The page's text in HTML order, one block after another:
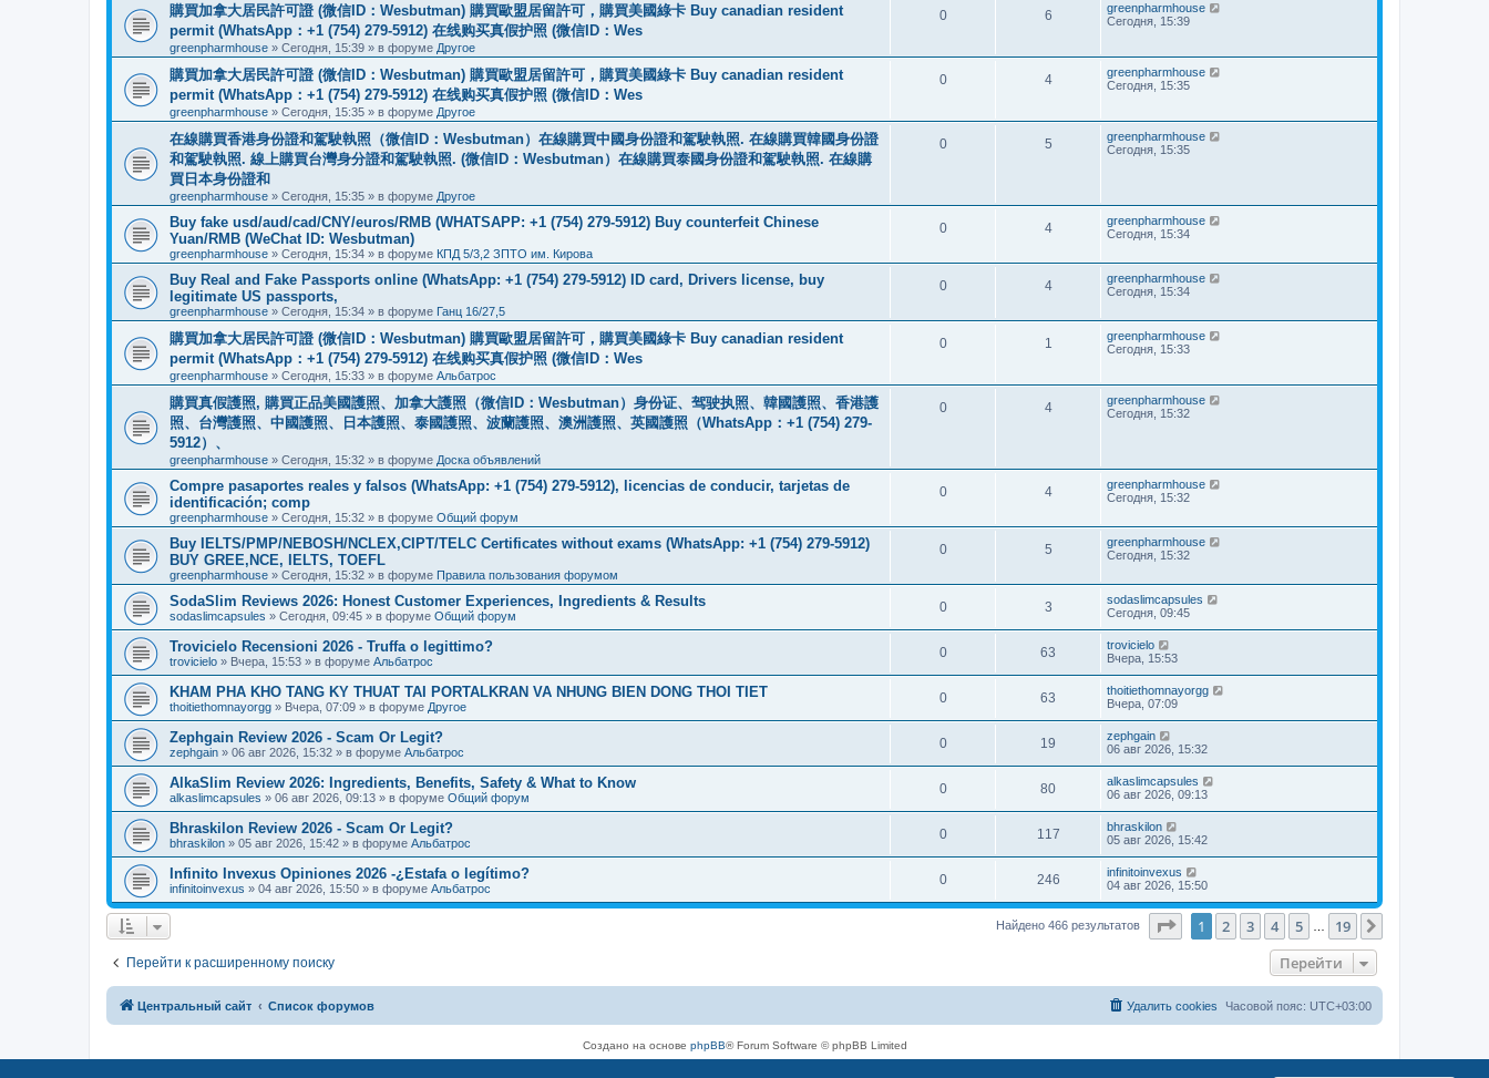
購買加拿大居民許可證 (微信ID：Wesbutman) 購買歐盟居留許可，購買美國綠卡 Buy canadian resident
permit (WhatsApp：+1 (754) 279-5912) 在线购买真假护照 (微信ID：Wes
greenpharmhouse » Сегодня, 15:39 » в форуме Другое
0 6
greenpharmhouse
Сегодня, 15:39
購買加拿大居民許可證 (微信ID：Wesbutman) 購買歐盟居留許可，購買美國綠卡 Buy canadian resident
permit (WhatsApp：+1 (754) 279-5912) 在线购买真假护照 (微信ID：Wes
greenpharmhouse » Сегодня, 15:35 » в форуме Другое
0 4
greenpharmhouse
Сегодня, 15:35
在線購買香港身份證和駕駛執照（微信ID：Wesbutman）在線購買中國身份證和駕駛執照. 在線購買韓國身份證
和駕駛執照. 線上購買台灣身分證和駕駛執照. (微信ID：Wesbutman）在線購買泰國身份證和駕駛執照. 在線購
買日本身份證和
greenpharmhouse » Сегодня, 15:35 » в форуме Другое
0 5
greenpharmhouse
Сегодня, 15:35
Buy fake usd/aud/cad/CNY/euros/RMB (WHATSAPP: +1 (754) 279-5912) Buy counterfeit Chinese
Yuan/RMB (WeChat ID: Wesbutman)
greenpharmhouse » Сегодня, 15:34 » в форуме КПД 5/3,2 ЗПТО им. Кирова
0 4
greenpharmhouse
Сегодня, 15:34
Buy Real and Fake Passports online (WhatsApp: +1 (754) 279-5912) ID card, Drivers license, buy
legitimate US passports,
greenpharmhouse » Сегодня, 15:34 » в форуме Ганц 16/27,5
0 4
greenpharmhouse
Сегодня, 15:34
購買加拿大居民許可證 (微信ID：Wesbutman) 購買歐盟居留許可，購買美國綠卡 Buy canadian resident
permit (WhatsApp：+1 (754) 279-5912) 在线购买真假护照 (微信ID：Wes
greenpharmhouse » Сегодня, 15:33 » в форуме Альбатрос
0 1
greenpharmhouse
Сегодня, 15:33
購買真假護照, 購買正品美國護照、加拿大護照（微信ID：Wesbutman）身份证、驾驶执照、韓國護照、香港護
照、台灣護照、中國護照、日本護照、泰國護照、波蘭護照、澳洲護照、英國護照（WhatsApp：+1 (754) 279-
5912）、
greenpharmhouse » Сегодня, 15:32 » в форуме Доска объявлений
0 4
greenpharmhouse
Сегодня, 15:32
Compre pasaportes reales y falsos (WhatsApp: +1 (754) 279-5912), licencias de conducir, tarjetas de
identificación; comp
greenpharmhouse » Сегодня, 15:32 » в форуме Общий форум
0 4
greenpharmhouse
Сегодня, 15:32
Buy IELTS/PMP/NEBOSH/NCLEX,CIPT/TELC Certificates without exams (WhatsApp: +1 (754) 279-5912)
BUY GREE,NCE, IELTS, TOEFL
greenpharmhouse » Сегодня, 15:32 » в форуме Правила пользования форумом
0 5
greenpharmhouse
Сегодня, 15:32
SodaSlim Reviews 2026: Honest Customer Experiences, Ingredients & Results
sodaslimcapsules » Сегодня, 09:45 » в форуме Общий форум
0 3
sodaslimcapsules
Сегодня, 09:45
Trovicielo Recensioni 2026 - Truffa o legittimo?
trovicielo » Вчера, 15:53 » в форуме Альбатрос
0 63
trovicielo
Вчера, 15:53
KHAM PHA KHO TANG KY THUAT TAI PORTALKRAN VA NHUNG BIEN DONG THOI TIET
thoitiethomnayorgg » Вчера, 07:09 » в форуме Другое
0 63
thoitiethomnayorgg
Вчера, 07:09
Zephgain Review 2026 - Scam Or Legit?
zephgain » 06 авг 2026, 15:32 » в форуме Альбатрос
0 19
zephgain
06 авг 2026, 15:32
AlkaSlim Review 2026: Ingredients, Benefits, Safety & What to Know
alkaslimcapsules » 06 авг 2026, 09:13 » в форуме Общий форум
0 80
alkaslimcapsules
06 авг 2026, 09:13
Bhraskilon Review 2026 - Scam Or Legit?
bhraskilon » 05 авг 2026, 15:42 » в форуме Альбатрос
0 117
bhraskilon
05 авг 2026, 15:42
Infinito Invexus Opiniones 2026 -¿Estafa o legítimo?
infinitoinvexus » 04 авг 2026, 15:50 » в форуме Альбатрос
0 246
infinitoinvexus
04 авг 2026, 15:50
Найдено 466 результатов Страница1 из 19
1 2 3 4 5 19
Перейти к расширенному поиску Перейти
Центральный сайт Список форумов Часовой пояс: UTC+03:00
Удалить cookies
Создано на основе phpBB® Forum Software © phpBB Limited